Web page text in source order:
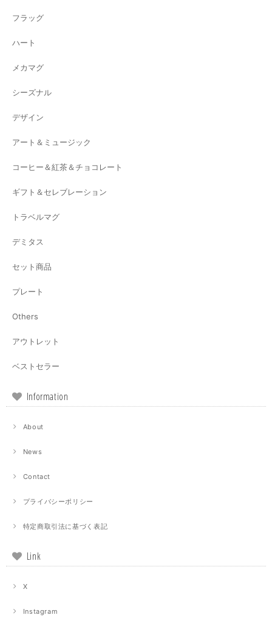
フラッグ
ハート
メカマグ
シーズナル
デザイン
アート＆ミュージック
コーヒー＆紅茶＆チョコレート
ギフト＆セレブレーション
トラベルマグ
デミタス
セット商品
プレート
Others
アウトレット
ベストセラー
Information
About
News
Contact
プライバシーポリシー
特定商取引法に基づく表記
Link
X
Instagram